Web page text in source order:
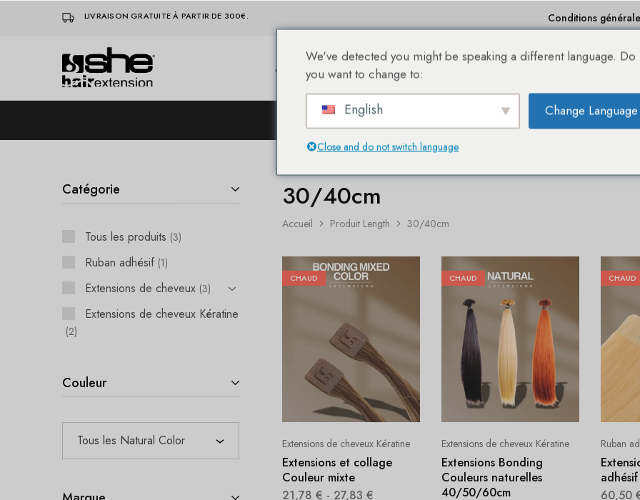
LIVRAISON GRATUITE À PARTIR DE 300€. Conditions
She-
Hairextensions
Socap
Premium
Extensions
Accueil Achats Bestseller Sale % À propos de nous
LA NOUVELLE BOUTIQUE EN LIGNE DES EXTENSIONS DE CHEVEUX SHE® !
30/40cm
Accueil Produit Length 30/40cm
CHAUD
Extensions de cheveux Kératine
Extensions et collage
Couleur mixte
21,78 € - 27,83 €
CHAUD
Extensions de cheveux Kératine
Extensions Bonding
Couleurs naturelles
40/50/60cm
CHAUD
Ruban
adhésif
60,50
Catégorie
Tous les produits 3
Ruban adhésif 1
Extensions de cheveux 3
Extensions de cheveux Kératine
2
Couleur
Tous les Natural Color
We've detected you might be speaking a different language. Do
you want to change to:
English Change Language
Close and do not switch language